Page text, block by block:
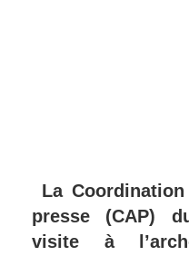
La
presse (CAP)
visite à